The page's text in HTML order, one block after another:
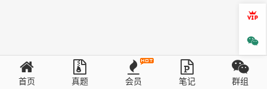
首页 真题 会员 笔记 群组
会员
微信